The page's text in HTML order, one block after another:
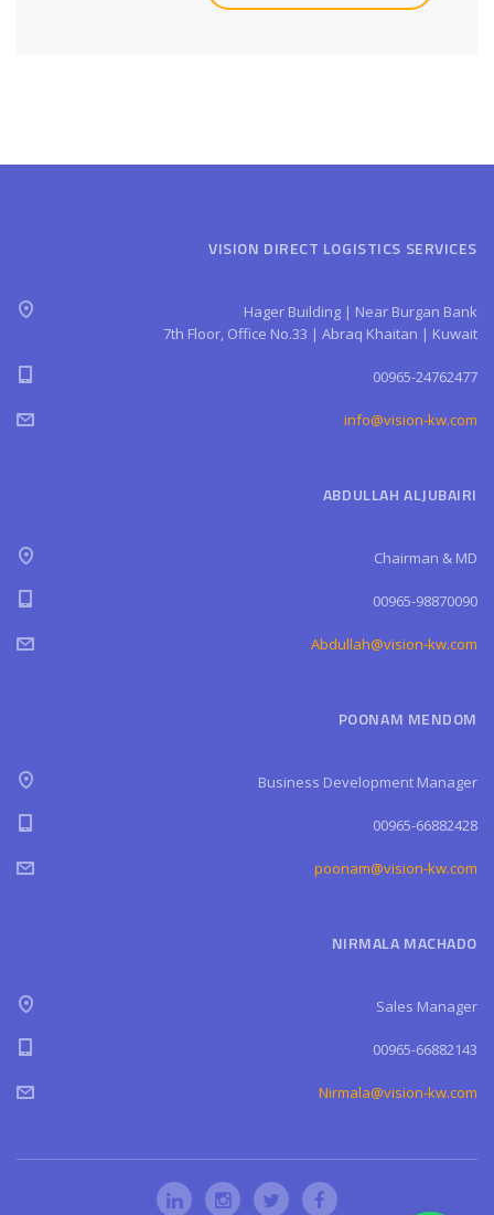
VISION DIRECT LOGISTICS SERVICES
Hager Building | Near Burgan Bank
7th Floor, Office No.33 | Abraq Khaitan | Kuwait
00965-24762477
info@vision-kw.com
ABDULLAH ALJUBAIRI
Chairman & MD
00965-98870090
Abdullah@vision-kw.com
POONAM MENDOM
Business Development Manager
00965-66882428
poonam@vision-kw.com
NIRMALA MACHADO
Sales Manager
00965-66882143
Nirmala@vision-kw.com